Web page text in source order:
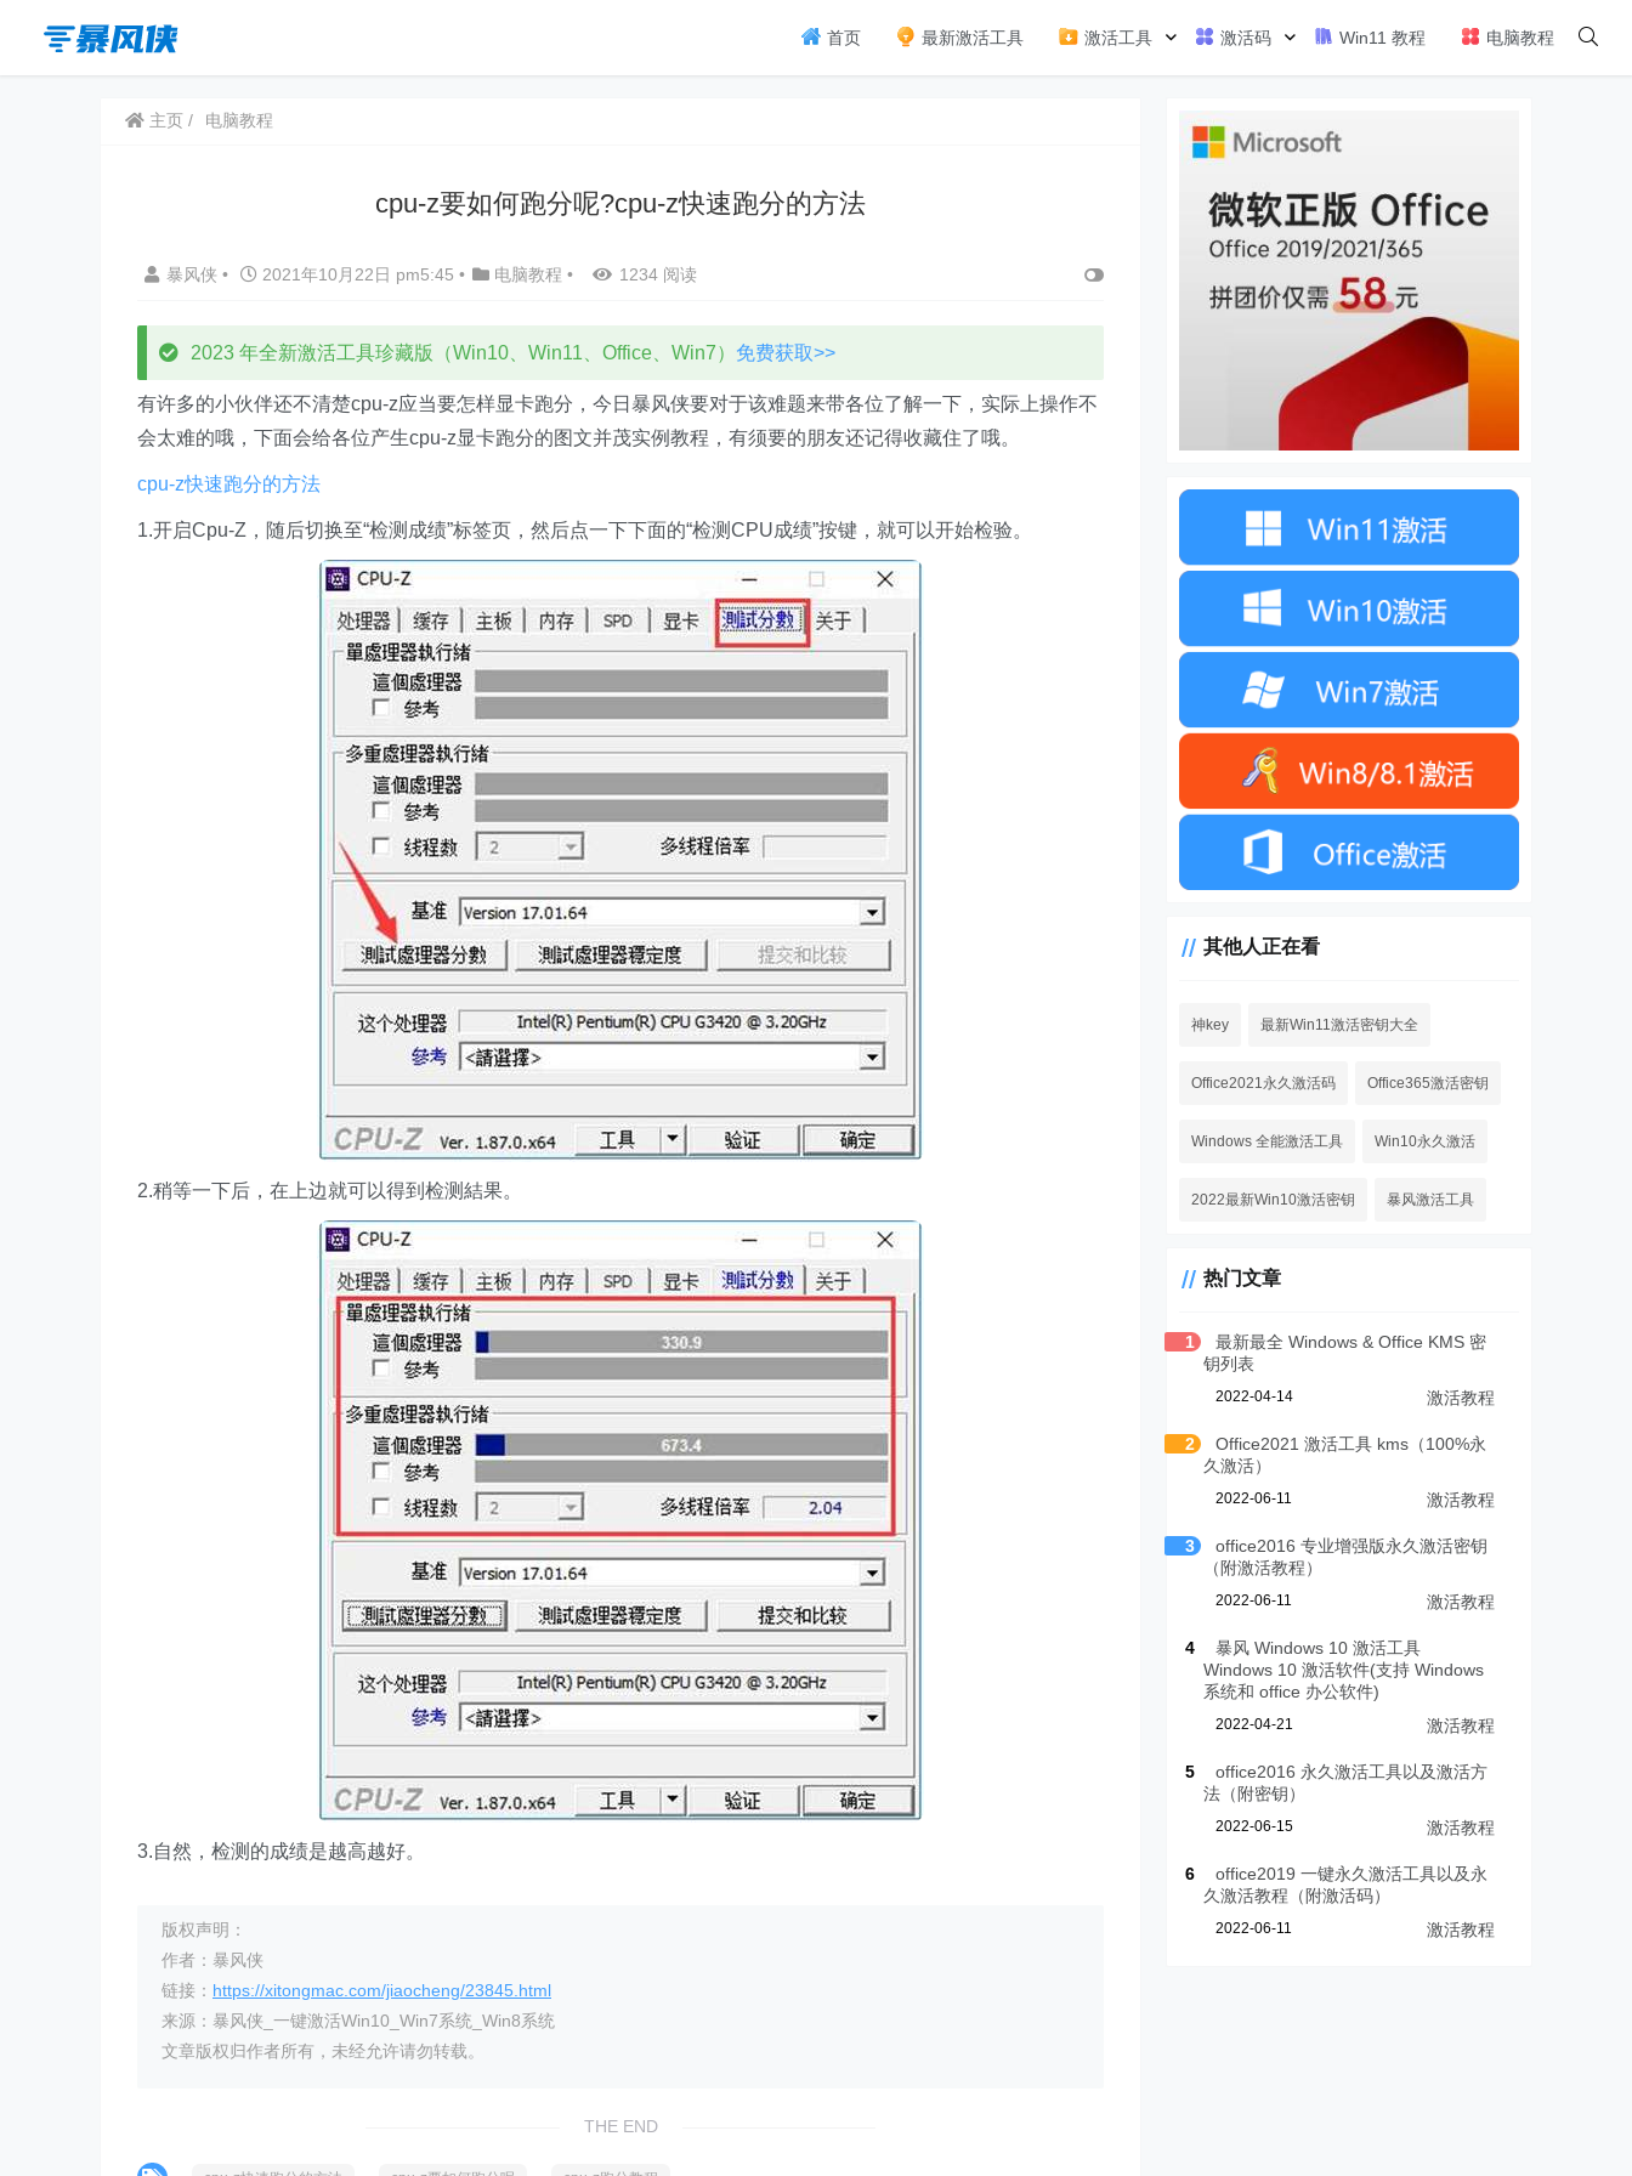
首页 最新激活工具 激活工具 激活码 Win11 教程 电脑教程
主页 电脑教程
cpu-z要如何跑分呢?cpu-z快速跑分的方法
暴风侠 • 2021年10月22日 pm5:45 • 电脑教程 • 1234 阅读
2023 年全新激活工具珍藏版（Win10、Win11、Office、Win7） 免费获取>>
有许多的小伙伴还不清楚cpu-z应当要怎样显卡跑分，今日暴风侠要对于该难题来带各位了解一下，实际上操作不
会太难的哦，下面会给各位产生cpu-z显卡跑分的图文并茂实例教程，有须要的朋友还记得收藏住了哦。
cpu-z快速跑分的方法
1.开启Cpu-Z，随后切换至“检测成绩”标签页，然后点一下下面的“检测CPU成绩”按键，就可以开始检验。
2.稍等一下后，在上边就可以得到检测結果。
3.自然，检测的成绩是越高越好。
版权声明：
作者：暴风侠
链接： https://xitongmac.com/jiaocheng/23845.html
来源：暴风侠_一键激活Win10_Win7系统_Win8系统
文章版权归作者所有，未经允许请勿转载。
THE END
其他人正在看
神key 最新Win11激活密钥大全
Office2021永久激活码 Office365激活密钥
Windows 全能激活工具 Win10永久激活
2022最新Win10激活密钥 暴风激活工具
热门文章
1
最新最全 Windows & Office KMS 密
钥列表
2022-04-14 激活教程
2
Office2021 激活工具 kms（100%永
久激活）
2022-06-11 激活教程
3
office2016 专业增强版永久激活密钥
（附激活教程）
2022-06-11 激活教程
4
暴风 Windows 10 激活工具
Windows 10 激活软件(支持 Windows
系统和 office 办公软件)
2022-04-21 激活教程
5
office2016 永久激活工具以及激活方
法（附密钥）
2022-06-15 激活教程
6
office2019 一键永久激活工具以及永
久激活教程（附激活码）
2022-06-11 激活教程